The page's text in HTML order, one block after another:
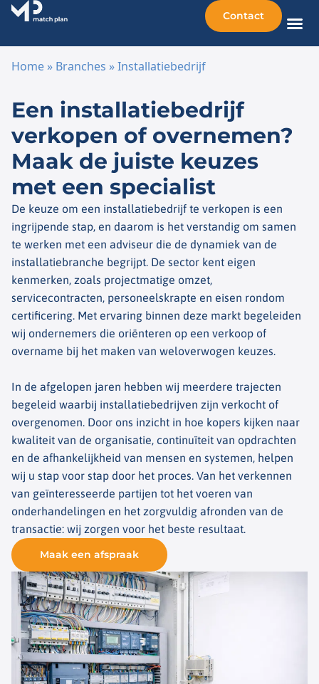
Contact
Home » Branches »Installatiebedrijf
Een installatiebedrijf
verkopen of overnemen?
Maak de juiste keuzes
met een specialist
De keuze om een installatiebedrijf te verkopen is een
ingrijpende stap, en daarom is het verstandig om samen
te werken met een adviseur die de dynamiek van de
installatiebranche begrijpt. De sector kent eigen
kenmerken, zoals projectmatige omzet,
servicecontracten, personeelskrapte en eisen rondom
certificering. Met ervaring binnen deze markt begeleiden
wij ondernemers die oriënteren op een verkoop of
overname bij het maken van weloverwogen keuzes.
In de afgelopen jaren hebben wij meerdere trajecten
begeleid waarbij installatiebedrijven zijn verkocht of
overgenomen. Door ons inzicht in hoe kopers kijken naar
kwaliteit van de organisatie, continuïteit van opdrachten
en de afhankelijkheid van mensen en systemen, helpen
wij u stap voor stap door het proces. Van het verkennen
van geïnteresseerde partijen tot het voeren van
onderhandelingen en het zorgvuldig afronden van de
transactie: wij zorgen voor het beste resultaat.
Maak een afspraak